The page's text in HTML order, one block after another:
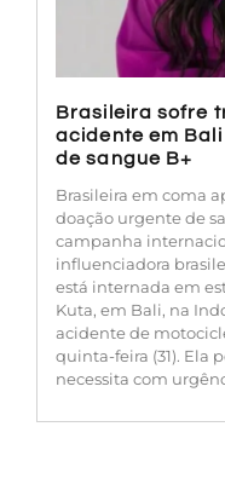
Brasileira sofre
acidente em
de sangue B+
Brasileira em coma
doação urgente de
campanha
influenciadora
está internada em
Kuta, em Bali, na
acidente de
quinta-feira (31). Ela
necessita com